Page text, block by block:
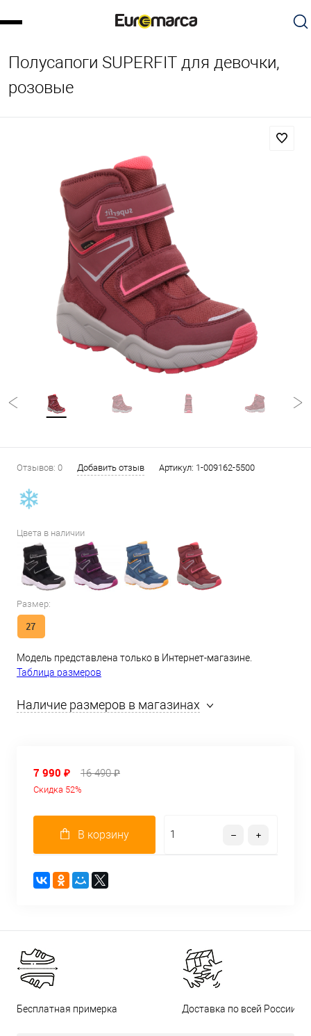
Полусапоги SUPERFIT для девочки,
розовые
Отзывов: 0 Добавить отзыв Артикул: 1-009162-5500
Цвета в наличии
Размер:
27
Модель представлена только в Интернет-магазине.
Таблица размеров
Наличие размеров в магазинах
7 990 ₽ 16 490 ₽
Скидка 52%
В корзину
Бесплатная примерка Доставка по всей России